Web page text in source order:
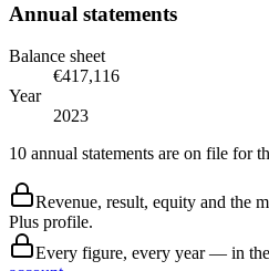
Annual statements
Balance sheet
€417,116
Year
2023
10 annual statements are on file for
Revenue, result, equity and the
Plus profile.
Every figure, every year — in